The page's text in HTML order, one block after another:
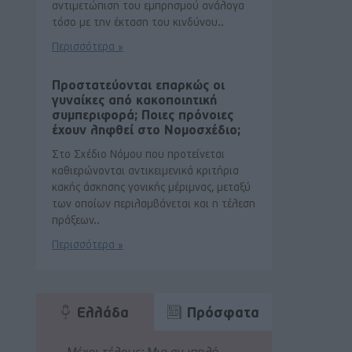
αντιμετώπιση του εμπρησμού ανάλογα
τόσο με την έκταση του κινδύνου..
Περισσότερα »
Προστατεύονται επαρκώς οι
γυναίκες από κακοποιητική
συμπεριφορά; Ποιες πρόνοιες
έχουν ληφθεί στο Νομοσχέδιο;
Στο Σχέδιο Νόμου που προτείνεται
καθιερώνονται αντικειμενικά κριτήρια
κακής άσκησης γονικής μέριμνας, μεταξύ
των οποίων περιλαμβάνεται και η τέλεση
πράξεων..
Περισσότερα »
Ελλάδα Πρόσφατα